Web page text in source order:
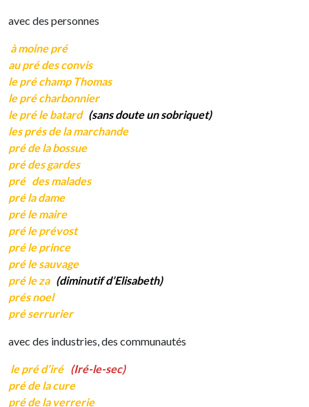
avec des personnes
à moine pré
au pré des convis
le pré champ Thomas
le pré charbonnier
le pré le batard (sans doute un sobriquet)
les prés de la marchande
pré de la bossue
pré des gardes
pré des malades
pré la dame
pré le maire
pré le prévost
pré le prince
pré le sauvage
pré le za (diminutif d’Elisabeth)
prés noel
pré serrurier
avec des industries, des communautés
le pré d’iré (Iré-le-sec)
pré de la cure
pré de la verrerie